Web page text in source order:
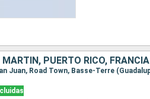
PUERTO RICO, FRANCIA